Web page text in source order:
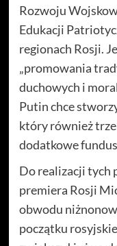
Rozwoju
Edukacji
regionach Rosji.
„promowania
duchowych i
Putin chce
który również
dodatkowe
Do realizacji tych
premiera Rosji
obwodu
początku